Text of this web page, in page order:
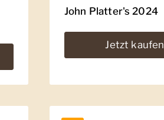
John Platter's 2024
Jetzt kaufen